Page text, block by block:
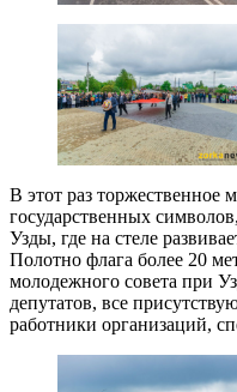
В этот раз
государственных
Узды, где на стеле
Полотно флага более 20
молодежного совета при
депутатов, все
работники организаций,